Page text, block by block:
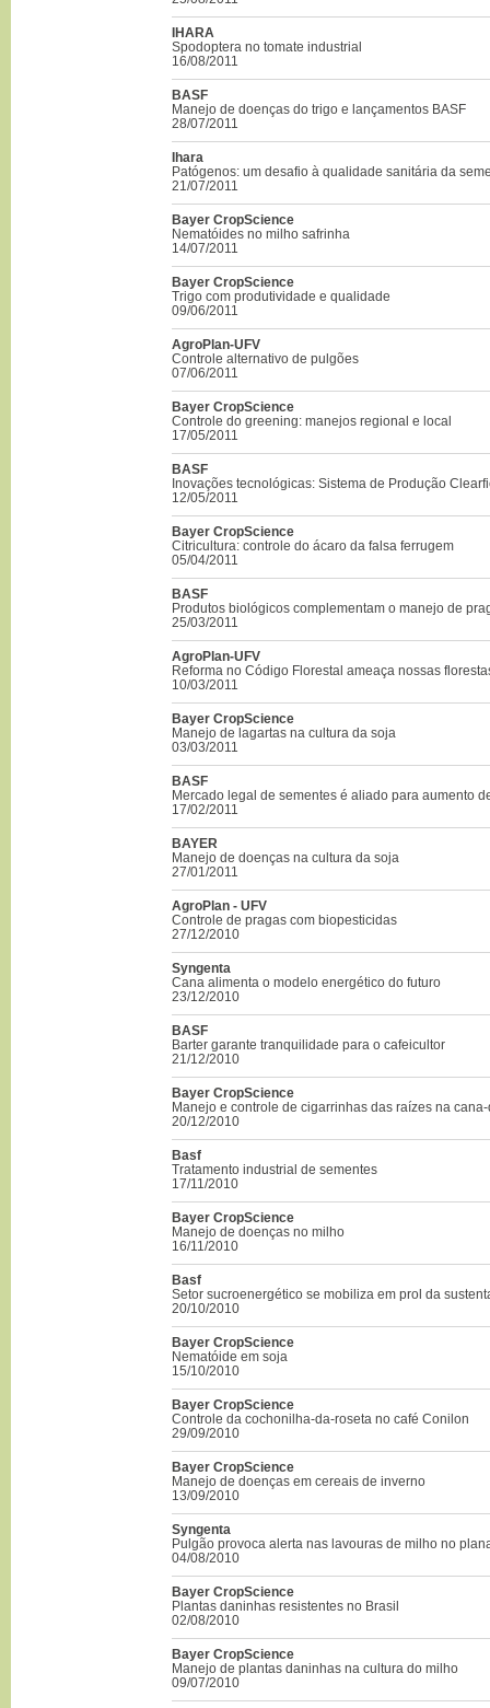
IHARA
Spodoptera no tomate industrial
16/08/2011
BASF
Manejo de doenças do trigo e lançamentos BASF
28/07/2011
Ihara
Patógenos: um desafio à qualidade sanitária da
21/07/2011
Bayer CropScience
Nematóides no milho safrinha
14/07/2011
Bayer CropScience
Trigo com produtividade e qualidade
09/06/2011
AgroPlan-UFV
Controle alternativo de pulgões
07/06/2011
Bayer CropScience
Controle do greening: manejos regional e local
17/05/2011
BASF
Inovações tecnológicas: Sistema de Produção
12/05/2011
Bayer CropScience
Citricultura: controle do ácaro da falsa ferrugem
05/04/2011
BASF
Produtos biológicos complementam o manejo de
25/03/2011
AgroPlan-UFV
Reforma no Código Florestal ameaça nossas
10/03/2011
Bayer CropScience
Manejo de lagartas na cultura da soja
03/03/2011
BASF
Mercado legal de sementes é aliado para aumento
17/02/2011
BAYER
Manejo de doenças na cultura da soja
27/01/2011
AgroPlan - UFV
Controle de pragas com biopesticidas
27/12/2010
Syngenta
Cana alimenta o modelo energético do futuro
23/12/2010
BASF
Barter garante tranquilidade para o cafeicultor
21/12/2010
Bayer CropScience
Manejo e controle de cigarrinhas das raízes na
20/12/2010
Basf
Tratamento industrial de sementes
17/11/2010
Bayer CropScience
Manejo de doenças no milho
16/11/2010
Basf
Setor sucroenergético se mobiliza em prol da
20/10/2010
Bayer CropScience
Nematóide em soja
15/10/2010
Bayer CropScience
Controle da cochonilha-da-roseta no café Conilon
29/09/2010
Bayer CropScience
Manejo de doenças em cereais de inverno
13/09/2010
Syngenta
Pulgão provoca alerta nas lavouras de milho no
04/08/2010
Bayer CropScience
Plantas daninhas resistentes no Brasil
02/08/2010
Bayer CropScience
Manejo de plantas daninhas na cultura do milho
09/07/2010